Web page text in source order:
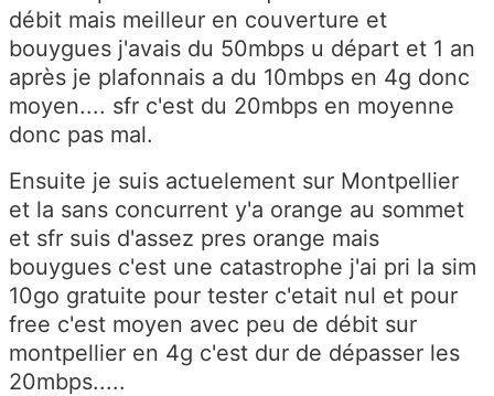
débit mais meilleur en couverture et
bouygues j'avais du 50mbps u départ et 1 an
après je plafonnais a du 10mbps en 4g donc
moyen.... sfr c'est du 20mbps en moyenne
donc pas mal.
Ensuite je suis actuelement sur Montpellier
et la sans concurrent y'a orange au sommet
et sfr suis d'assez pres orange mais
bouygues c'est une catastrophe j'ai pri la sim
10go gratuite pour tester c'etait nul et pour
free c'est moyen avec peu de débit sur
montpellier en 4g c'est dur de dépasser les
20mbps.....